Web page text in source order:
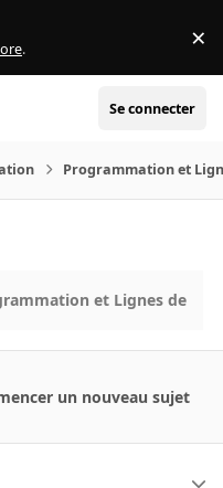
. ×
Se connecter
Programmation et
et Lignes de
un nouveau sujet